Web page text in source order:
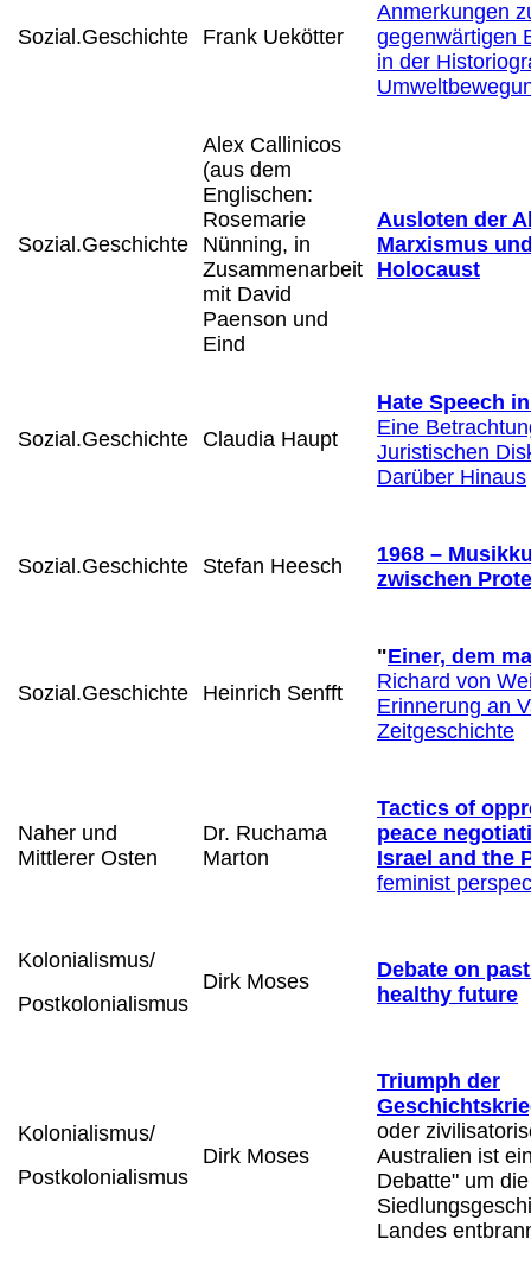
Sozial.Geschichte Frank Uekötter
Anmerkungen
gegenwärtigen
in der
Sozial.Geschichte
Alex Callinicos
(aus dem
Englischen:
Rosemarie
Nünning, in
Zusammenarbeit
mit David
Paenson und
Eind
Ausloten der
Marxismus
Holocaust
Sozial.Geschichte Claudia Haupt
Hate Speech
Eine
Juristischen
Darüber Hinaus
Sozial.Geschichte Stefan Heesch
1968 –
zwischen
Sozial.Geschichte Heinrich Senfft
"Einer, dem
Richard von
Erinnerung an
Zeitgeschichte
Naher und
Mittlerer Osten
Dr. Ruchama
Marton
Tactics of
peace
Israel and the
feminist
Kolonialismus/
Postkolonialismus
Dirk Moses
Debate on
healthy future
Kolonialismus/
Postkolonialismus
Dirk Moses
Triumph der
oder
Australien ist
Debatte" um die
Landes